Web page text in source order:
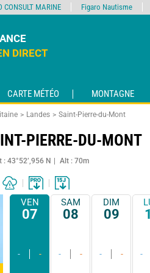
DIRECT
CARTE MÉTÉO MONTAGNE
Landes Saint-Pierre-du-Mont
PIERRE-DU-MONT
: 43°52’,956 N Alt : 70m
VEN
07
- -
SAM
08
- -
DIM
09
- - -
CONSULT MARINE Figaro Nautisme